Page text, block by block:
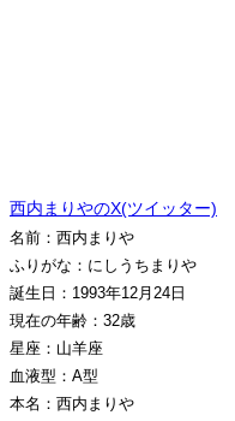
西内まりやのX(ツイッター)
名前：西内まりや
ふりがな：にしうちまりや
誕生日：1993年12月24日
現在の年齢：32歳
星座：山羊座
血液型：A型
本名：西内まりや